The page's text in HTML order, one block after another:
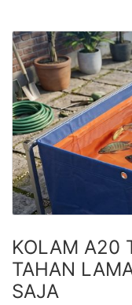
KOLAM A20
TAHAN
SAJA